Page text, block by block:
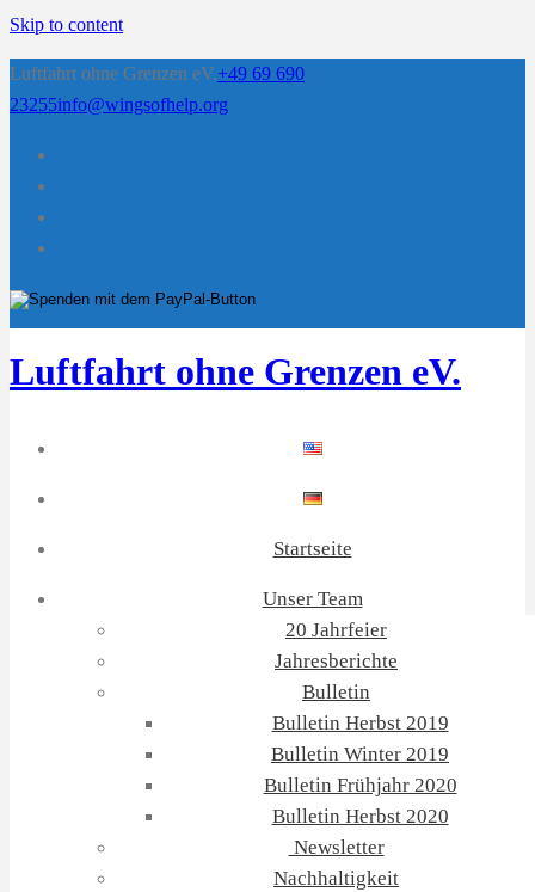
Skip to content
Luftfahrt ohne Grenzen eV.+49 69 690
23255info@wingsofhelp.org
Luftfahrt ohne Grenzen eV.
Startseite
Unser Team
20 Jahrfeier
Jahresberichte
Bulletin
Bulletin Herbst 2019
Bulletin Winter 2019
Bulletin Frühjahr 2020
Bulletin Herbst 2020
Newsletter
Nachhaltigkeit